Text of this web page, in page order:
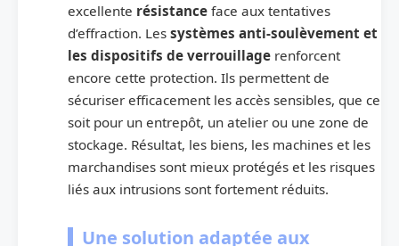
excellente résistance face aux tentatives
d’effraction. Les systèmes anti-soulèvement et
les dispositifs de verrouillage renforcent
encore cette protection. Ils permettent de
sécuriser efficacement les accès sensibles, que ce
soit pour un entrepôt, un atelier ou une zone de
stockage. Résultat, les biens, les machines et les
marchandises sont mieux protégés et les risques
liés aux intrusions sont fortement réduits.
Une solution adaptée aux